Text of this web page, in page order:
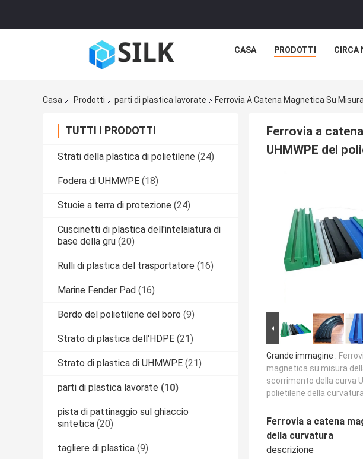
CASA PRODOTTI CIRCA
Casa Prodotti parti di plastica lavorate Ferrovia A Catena Magnetica Su
TUTTI I PRODOTTI
Strati della plastica di polietilene (24)
Fodera di UHMWPE (18)
Stuoie a terra di protezione (24)
Cuscinetti di plastica dell'intelaiatura di
base della gru (20)
Rulli di plastica del trasportatore (16)
Marine Fender Pad (16)
Bordo del polietilene del boro (9)
Strato di plastica dell'HDPE (21)
Strato di plastica di UHMWPE (21)
parti di plastica lavorate (10)
pista di pattinaggio sul ghiaccio
sintetica (20)
tagliere di plastica (9)
Ferrovia a
UHMWPE del
Grande immagine :
magnetica su misura
scorrimento della curva
polietilene della curvatura
Ferrovia a catena
della curvatura
descrizione